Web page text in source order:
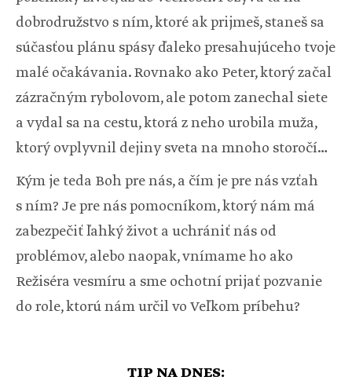
dobrodružstvo s ním, ktoré ak prijmeš, staneš sa
súčasťou plánu spásy ďaleko presahujúceho tvoje
malé očakávania. Rovnako ako Peter, ktorý začal
zázračným rybolovom, ale potom zanechal siete
a vydal sa na cestu, ktorá z neho urobila muža,
ktorý ovplyvnil dejiny sveta na mnoho storočí…
Kým je teda Boh pre nás, a čím je pre nás vzťah
s ním? Je pre nás pomocníkom, ktorý nám má
zabezpečiť ľahký život a uchrániť nás od
problémov, alebo naopak, vnímame ho ako
Režiséra vesmíru a sme ochotní prijať pozvanie
do role, ktorú nám určil vo Veľkom príbehu?
TIP NA DNES: